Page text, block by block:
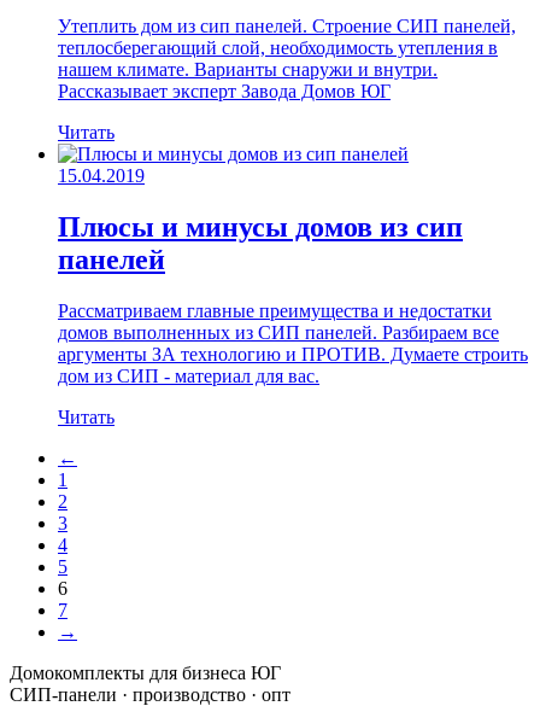
Утеплить дом из сип панелей. Строение СИП панелей,
теплосберегающий слой, необходимость утепления в
нашем климате. Варианты снаружи и внутри.
Рассказывает эксперт Завода Домов ЮГ
Читать
15.04.2019
Плюсы и минусы домов из сип
панелей
Рассматриваем главные преимущества и недостатки
домов выполненных из СИП панелей. Разбираем все
аргументы ЗА технологию и ПРОТИВ. Думаете строить
дом из СИП - материал для вас.
Читать
←
1
2
3
4
5
6
7
→
Домокомплекты для бизнеса ЮГ
СИП-панели · производство · опт